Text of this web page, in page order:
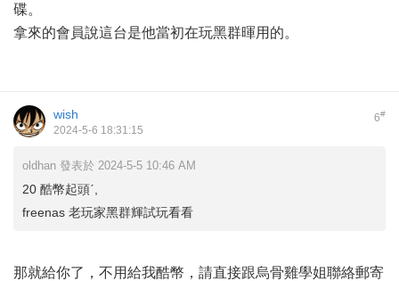
碟。
拿來的會員說這台是他當初在玩黑群暉用的。
6#
wish
2024-5-6 18:31:15
oldhan 發表於 2024-5-5 10:46 AM
20 酷幣起頭ˊ,
freenas 老玩家黑群輝試玩看看
那就給你了，不用給我酷幣，請直接跟烏骨雞學姐聯絡郵寄